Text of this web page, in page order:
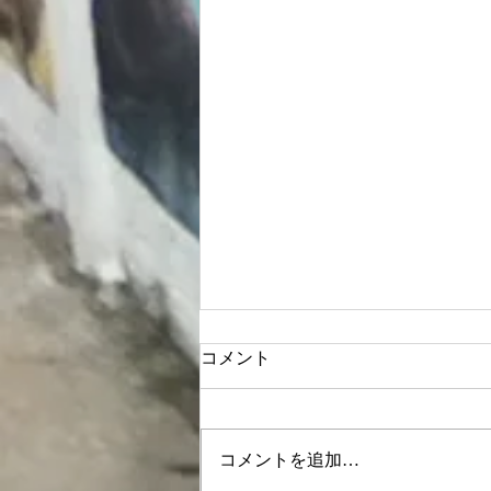
コメント
コメントを追加…